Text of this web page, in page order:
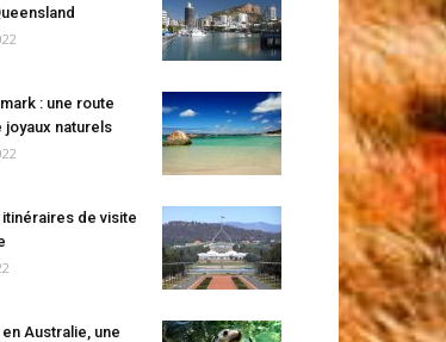
: une route
joyaux naturels
itinéraires de visite
Australie, une